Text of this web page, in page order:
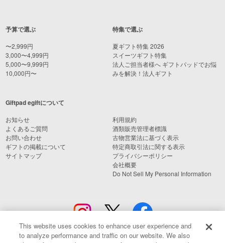
予算で選ぶ
〜2,999円
3,000〜4,999円
5,000〜9,999円
10,000円〜
特集で選ぶ
夏ギフト特集 2026
スイーツギフト特集
法人ご担当者様へ ギフトパッドでお悩
みを解決！法人ギフト
Giftpad egiftについて
お知らせ
よくあるご質問
お問い合わせ
ギフトの掲載について
サイトマップ
利用規約
酒類販売管理者標識
古物営業法に基づく表示
特定商取引法に関する表示
プライバシーポリシー
会社概要
Do Not Sell My Personal Information
This website uses cookies to enhance user experience and
to analyze performance and traffic on our website. We also